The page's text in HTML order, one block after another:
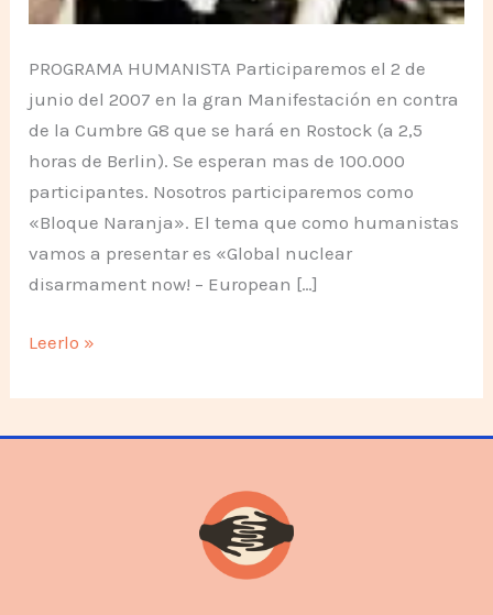
PROGRAMA HUMANISTA Participaremos el 2 de
junio del 2007 en la gran Manifestación en contra
de la Cumbre G8 que se hará en Rostock (a 2,5
horas de Berlin). Se esperan mas de 100.000
participantes. Nosotros participaremos como
«Bloque Naranja». El tema que como humanistas
vamos a presentar es «Global nuclear
disarmament now! – European […]
Hagamos
CAIGA!!
Leerlo »